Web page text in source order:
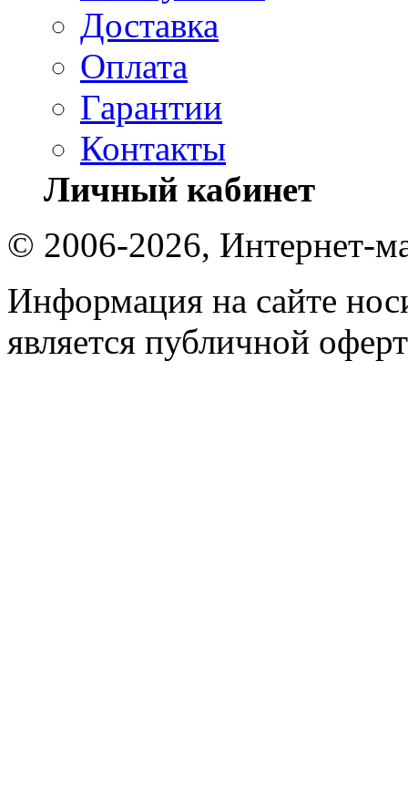
Доставка
Оплата
Гарантии
Контакты
Личный кабинет
© 2006-2026, Интернет-
Информация на сайте
является публичной